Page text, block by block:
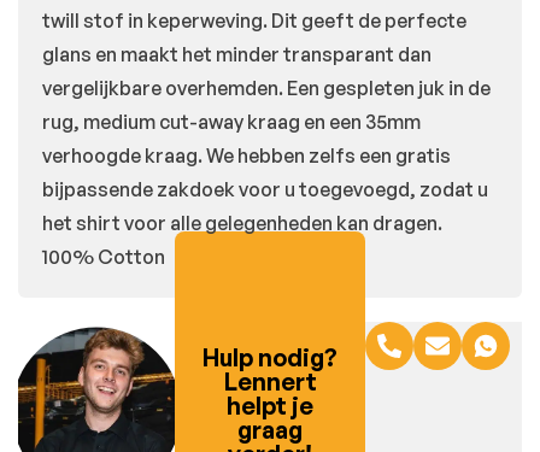
twill stof in keperweving. Dit geeft de perfecte
glans en maakt het minder transparant dan
vergelijkbare overhemden. Een gespleten juk in de
rug, medium cut-away kraag en een 35mm
verhoogde kraag. We hebben zelfs een gratis
bijpassende zakdoek voor u toegevoegd, zodat u
het shirt voor alle gelegenheden kan dragen.
100% Cotton
Hulp nodig?
Lennert
helpt je
graag